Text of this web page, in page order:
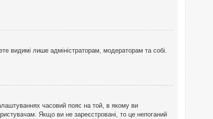
видимі лише адміністраторам, модераторам та собі.
часовий пояс на той, в якому ви
Якщо ви не зареєстровані, то це непоганий